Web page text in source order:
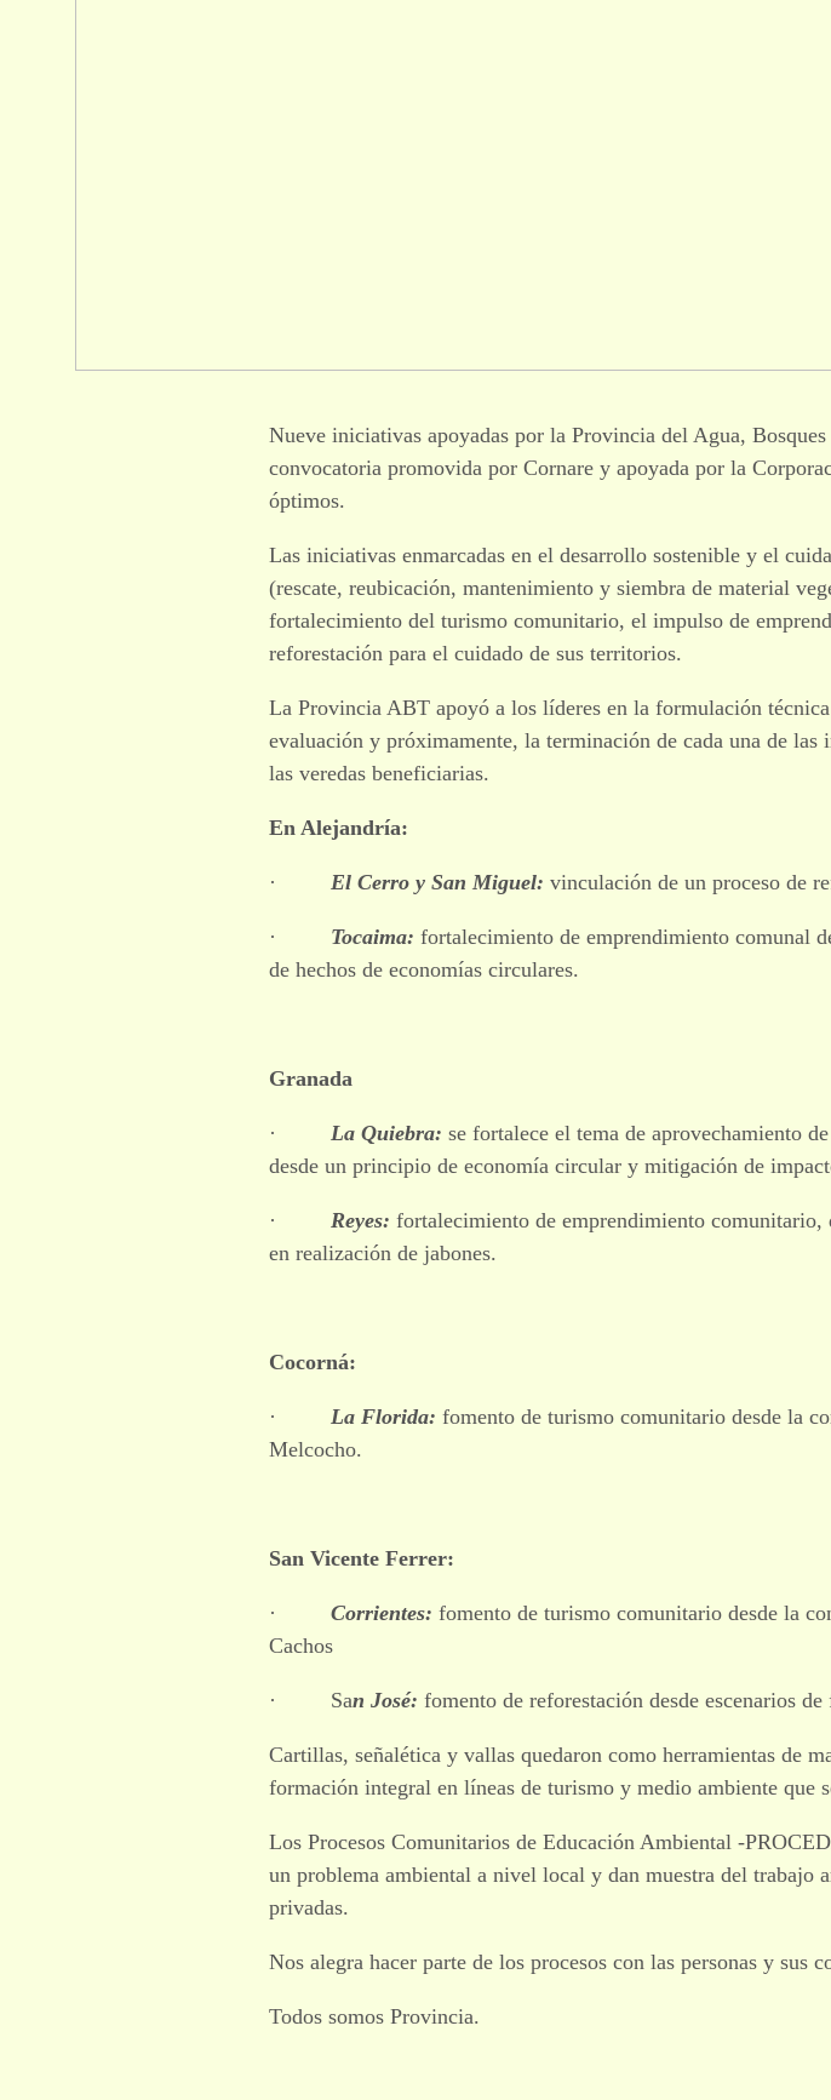
Nueve iniciativas apoyadas por la Provincia del Agua,
convocatoria promovida por Cornare y apoyada por la
óptimos.
Las iniciativas enmarcadas en el desarrollo sostenible y el
(rescate, reubicación, mantenimiento y siembra de material
fortalecimiento del turismo comunitario, el impulso de
reforestación para el cuidado de sus territorios.
La Provincia ABT apoyó a los líderes en la formulación
evaluación y próximamente, la terminación de cada una de
las veredas beneficiarias.
En Alejandría:
· El Cerro y San Miguel: vinculación de un proceso de
· Tocaima: fortalecimiento de emprendimiento comunal
de hechos de economías circulares.
Granada
· La Quiebra: se fortalece el tema de aprovechamiento
desde un principio de economía circular y mitigación de
· Reyes: fortalecimiento de emprendimiento comunitario,
en realización de jabones.
Cocorná:
· La Florida: fomento de turismo comunitario desde la
Melcocho.
San Vicente Ferrer:
· Corrientes: fomento de turismo comunitario desde la
Cachos
· San José: fomento de reforestación desde escenarios
Cartillas, señalética y vallas quedaron como herramientas de
formación integral en líneas de turismo y medio ambiente que
Los Procesos Comunitarios de Educación Ambiental -
un problema ambiental a nivel local y dan muestra del trabajo
privadas.
Nos alegra hacer parte de los procesos con las personas y sus
Todos somos Provincia.